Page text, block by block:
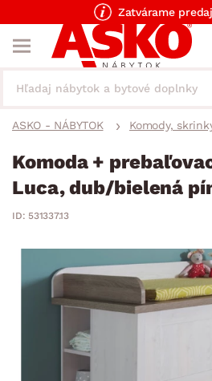
Zatvárame
ASKO - NÁBYTOK Komody,
Komoda +
Luca, dub/bielená
ID: 531337.13